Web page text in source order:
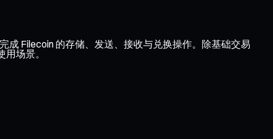
成 Filecoin 的存储、发送、接收与兑换操作。除基础交易
场景。